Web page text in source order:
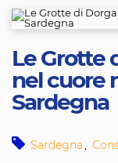
Le Grotte
nel cuore
Sardegna
Sardegna ,